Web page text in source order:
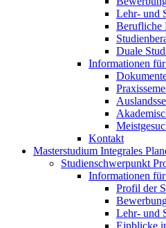
Lehr- und
Berufliche
Duale
Informationen
Kontakt
Masterstudium Integrales
Studienschwerpunkt
Informationen
Profil der
Lehr- und
Einblicke